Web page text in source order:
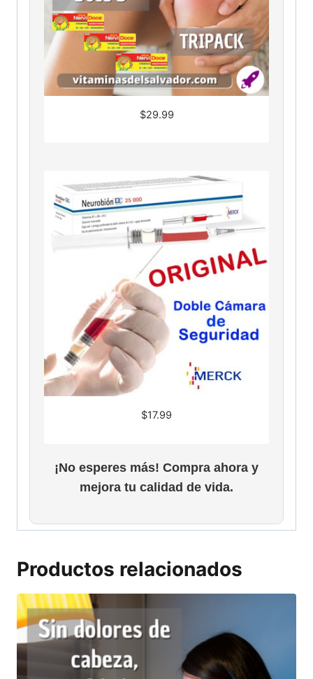
$29.99
$17.99
¡No esperes más! Compra ahora y
mejora tu calidad de vida.
Productos relacionados